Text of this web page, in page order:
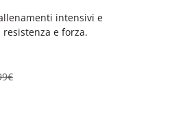
intensivi e
e forza.